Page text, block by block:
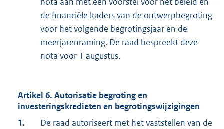
nota aan met een voorstel voor het beleid en
de financiële kaders van de ontwerpbegroting
voor het volgende begrotingsjaar en de
meerjarenraming. De raad bespreekt deze
nota voor 1 augustus.
Artikel 6. Autorisatie begroting en
investeringskredieten en begrotingswijzigingen
1.
De raad autoriseert met het vaststellen van de